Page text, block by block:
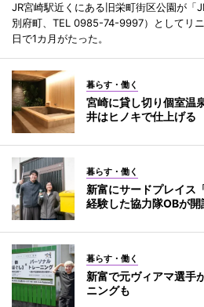
JR宮崎駅近くにある旧栄町街区公園が「
別府町、TEL 0985-74-9997）としてリ
日で1カ月がたった。
暮らす・働く
宮崎に貸し切り個室
井はヒノキで仕上げる
暮らす・働く
新富にサードプレイ
経験した協力隊OBが開
暮らす・働く
新富で元ヴィアマ選
ニングも